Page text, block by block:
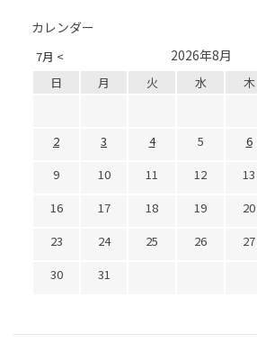
カレンダー
7月 < 2026年8月
日 月 火 水 木
2
3 4 5 6
9
10 11 12 13
16
17 18 19 20
23
24 25 26 27
30
31